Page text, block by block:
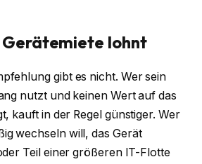
Gerätemiete lohnt
gibt es nicht. Wer sein
nutzt und keinen Wert auf das
kauft in der Regel günstiger. Wer
wechseln will, das Gerät
Teil einer größeren IT-Flotte